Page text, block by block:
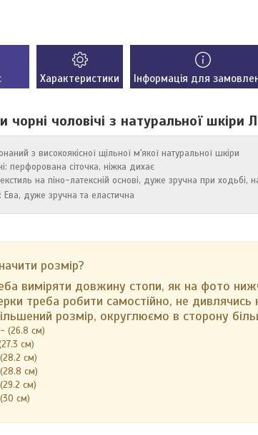
Характеристики Інформація для
чорні чоловічі з натуральної шкіри
з високоякісної щільної м'якої натуральної шкіри
перфорована сіточка, ніжка дихає
на піно-латексній основі, дуже зручна при ходьбі,
Ева, дуже зручна та еластична
розмір?
виміряти довжину стопи, як на фото
треба робити самостійно, не дивлячись
розмір, округлюємо в сторону
(26.8 см)
см)
см)
см)
см)
см)